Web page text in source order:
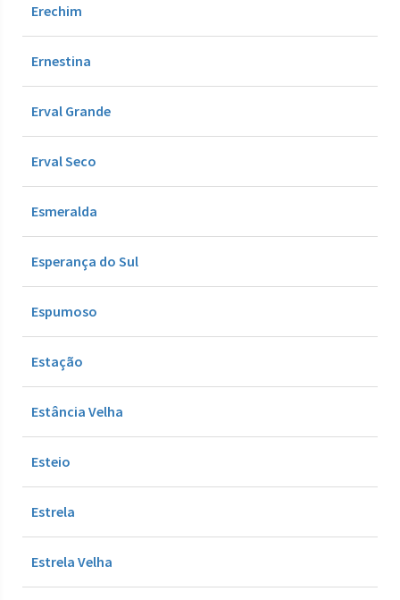
Erechim
Ernestina
Erval Grande
Erval Seco
Esmeralda
Esperança do Sul
Espumoso
Estação
Estância Velha
Esteio
Estrela
Estrela Velha